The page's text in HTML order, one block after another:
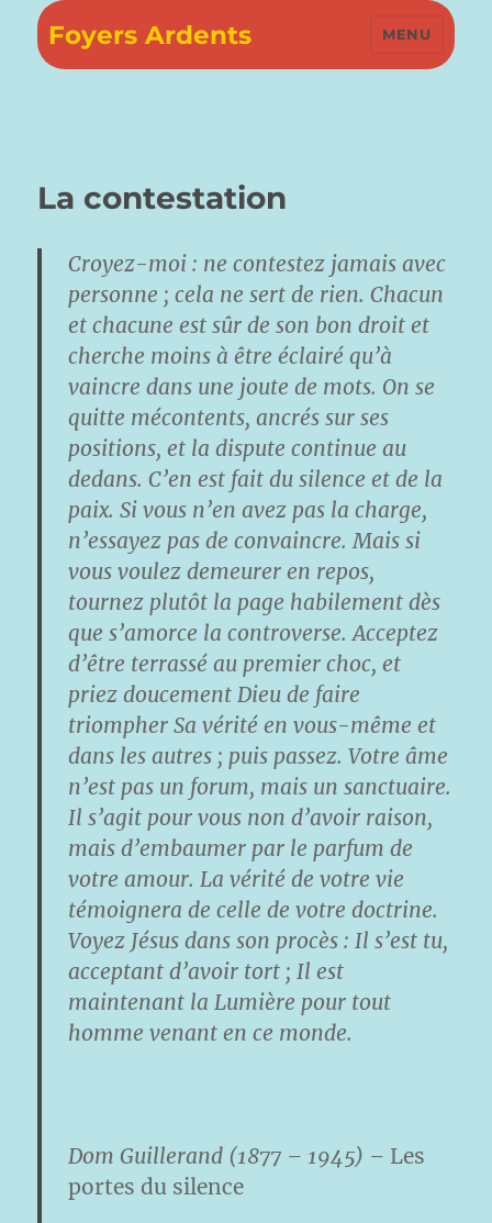
Foyers Ardents MENU
La contestation
Croyez-moi : ne contestez jamais avec
personne ; cela ne sert de rien. Chacun
et chacune est sûr de son bon droit et
cherche moins à être éclairé qu’à
vaincre dans une joute de mots. On se
quitte mécontents, ancrés sur ses
positions, et la dispute continue au
dedans. C’en est fait du silence et de la
paix. Si vous n’en avez pas la charge,
n’essayez pas de convaincre. Mais si
vous voulez demeurer en repos,
tournez plutôt la page habilement dès
que s’amorce la controverse. Acceptez
d’être terrassé au premier choc, et
priez doucement Dieu de faire
triompher Sa vérité en vous-même et
dans les autres ; puis passez. Votre âme
n’est pas un forum, mais un sanctuaire.
Il s’agit pour vous non d’avoir raison,
mais d’embaumer par le parfum de
votre amour. La vérité de votre vie
témoignera de celle de votre doctrine.
Voyez Jésus dans son procès : Il s’est tu,
acceptant d’avoir tort ; Il est
maintenant la Lumière pour tout
homme venant en ce monde.
Dom Guillerand (1877 – 1945) – Les
portes du silence